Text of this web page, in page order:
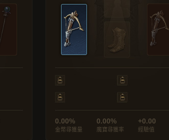
0.00%
金幣尋獲量
0.00%
魔寶尋獲率
+0.00
經驗值